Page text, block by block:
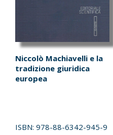
Niccolò Machiavelli e la
tradizione giuridica
europea
ISBN: 978-88-6342-945-9